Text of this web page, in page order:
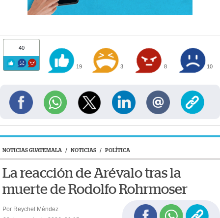
40
19 3 8 10
NOTICIAS GUATEMALA / NOTICIAS / POLÍTICA
La reacción de Arévalo tras la
muerte de Rodolfo Rohrmoser
Por Reychel Méndez